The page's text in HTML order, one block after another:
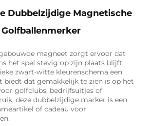
Dubbelzijdige Magnetische
Golfballenmerker
magneet zorgt ervoor dat
het spel stevig op zijn plaats blijft,
zwart-witte kleurenschema een
biedt dat gemakkelijk te zien is op het
golfclubs, bedrijfsuitjes of
deze dubbelzijdige marker is een
of cadeau voor